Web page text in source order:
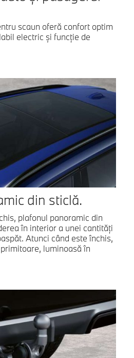
scaun oferă confort optim
electric şi funcţie de
din sticlă.
plafonul panoramic din
în interior a unei cantităţi
Atunci când este închis,
luminoasă în